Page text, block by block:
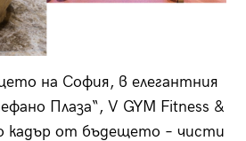
на София, в елегантния
Плаза“, V GYM Fitness &
кадър от бъдещето – чисти